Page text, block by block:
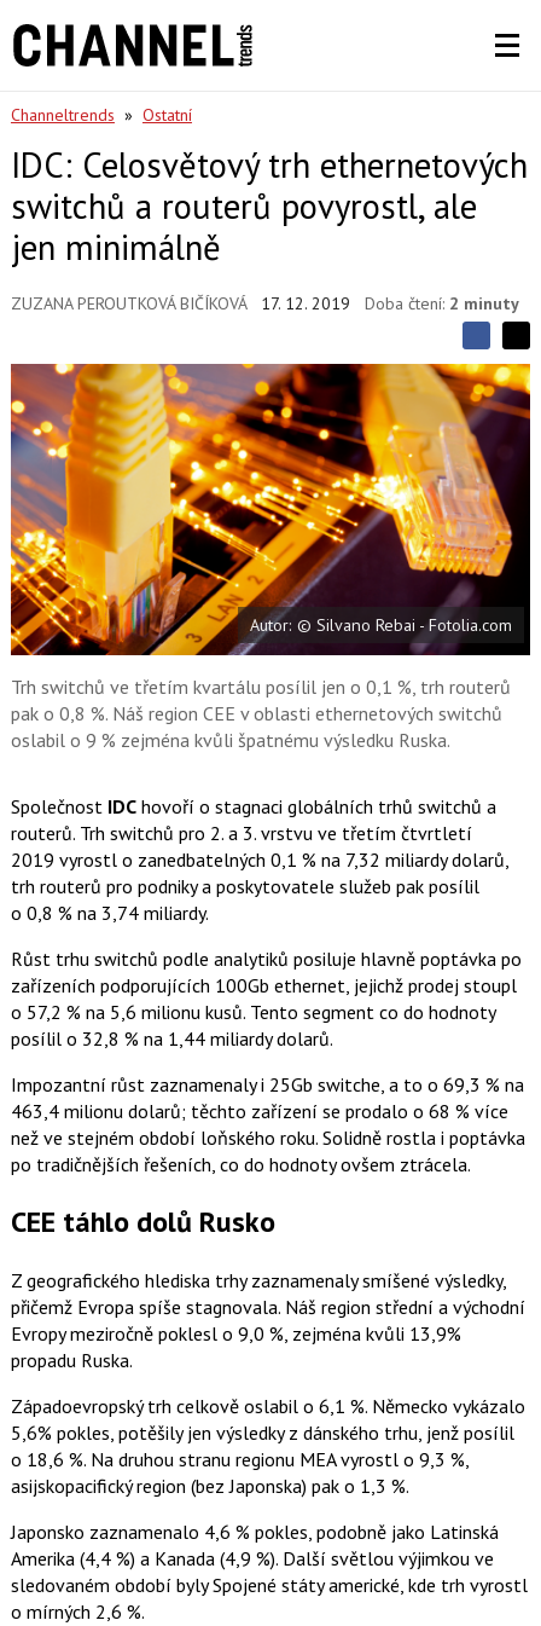
Channeltrends » Ostatní
IDC: Celosvětový trh ethernetových
switchů a routerů povyrostl, ale
jen minimálně
ZUZANA PEROUTKOVÁ BIČÍKOVÁ 17. 12. 2019 Doba čtení: 2 minuty
S
d
í
l
e
t
S
d
í
l
e
j
t
e
n
a
F
a
c
o
k
u
d
í
l
Autor: © Silvano Rebai - Fotolia.com
Trh switchů ve třetím kvartálu posílil jen o 0,1 %, trh routerů
pak o 0,8 %. Náš region CEE v oblasti ethernetových switchů
oslabil o 9 % zejména kvůli špatnému výsledku Ruska.
Společnost IDChovoří o stagnaci globálních trhů switchů a
routerů. Trh switchů pro 2. a 3. vrstvu ve třetím čtvrtletí
2019 vyrostl o zanedbatelných 0,1 % na 7,32 miliardy dolarů,
trh routerů pro podniky a poskytovatele služeb pak posílil
o 0,8 % na 3,74 miliardy.
Růst trhu switchů podle analytiků posiluje hlavně poptávka po
zařízeních podporujících 100Gb ethernet, jejichž prodej stoupl
o 57,2 % na 5,6 milionu kusů. Tento segment co do hodnoty
posílil o 32,8 % na 1,44 miliardy dolarů.
Impozantní růst zaznamenaly i 25Gb switche, a to o 69,3 % na
463,4 milionu dolarů; těchto zařízení se prodalo o 68 % více
než ve stejném období loňského roku. Solidně rostla i poptávka
po tradičnějších řešeních, co do hodnoty ovšem ztrácela.
CEE táhlo dolů Rusko
Z geografického hlediska trhy zaznamenaly smíšené výsledky,
přičemž Evropa spíše stagnovala. Náš region střední a východní
Evropy meziročně poklesl o 9,0 %, zejména kvůli 13,9%
propadu Ruska.
Západoevropský trh celkově oslabil o 6,1 %. Německo vykázalo
5,6% pokles, potěšily jen výsledky z dánského trhu, jenž posílil
o 18,6 %. Na druhou stranu regionu MEA vyrostl o 9,3 %,
asijskopacifický region (bez Japonska) pak o 1,3 %.
Japonsko zaznamenalo 4,6 % pokles, podobně jako Latinská
Amerika (4,4 %) a Kanada (4,9 %). Další světlou výjimkou ve
sledovaném období byly Spojené státy americké, kde trh vyrostl
o mírných 2,6 %.